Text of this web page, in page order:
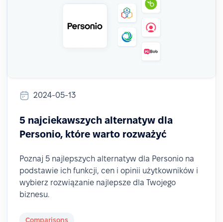
2024-05-13
5 najciekawszych alternatyw dla
Personio, które warto rozważyć
Poznaj 5 najlepszych alternatyw dla Personio na
podstawie ich funkcji, cen i opinii użytkowników i
wybierz rozwiązanie najlepsze dla Twojego
biznesu.
Comparisons